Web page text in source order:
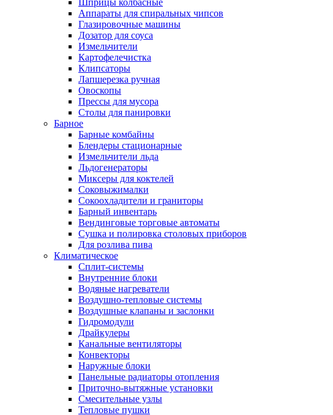
Шприцы колбасные
Аппараты для спиральных чипсов
Глазировочные машины
Дозатор для соуса
Измельчители
Картофелечистка
Клипсаторы
Лапшерезка ручная
Овоскопы
Прессы для мусора
Столы для панировки
Барное
Барные комбайны
Блендеры стационарные
Измельчители льда
Льдогенераторы
Миксеры для коктелей
Соковыжималки
Сокоохладители и граниторы
Барный инвентарь
Вендинговые торговые автоматы
Сушка и полировка столовых приборов
Для розлива пива
Климатическое
Сплит-системы
Внутренние блоки
Водяные нагреватели
Воздушно-тепловые системы
Воздушные клапаны и заслонки
Гидромодули
Драйкулеры
Канальные вентиляторы
Конвекторы
Наружные блоки
Панельные радиаторы отопления
Приточно-вытяжные установки
Смесительные узлы
Тепловые пушки